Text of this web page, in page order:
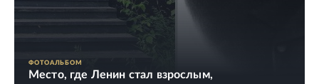
ФОТОАЛЬБОМ
Место, где Ленин стал взрослым,